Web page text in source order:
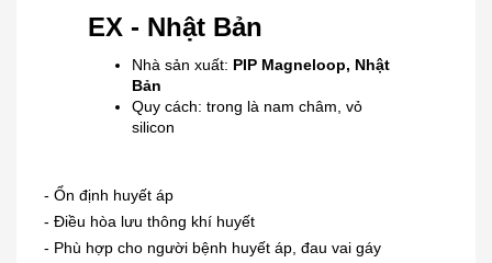
EX - Nhật Bản
Nhà sản xuất: PIP Magneloop, Nhật
Bản
Quy cách: trong là nam châm, vỏ
silicon
- Ổn định huyết áp
- Điều hòa lưu thông khí huyết
- Phù hợp cho người bệnh huyết áp, đau vai gáy